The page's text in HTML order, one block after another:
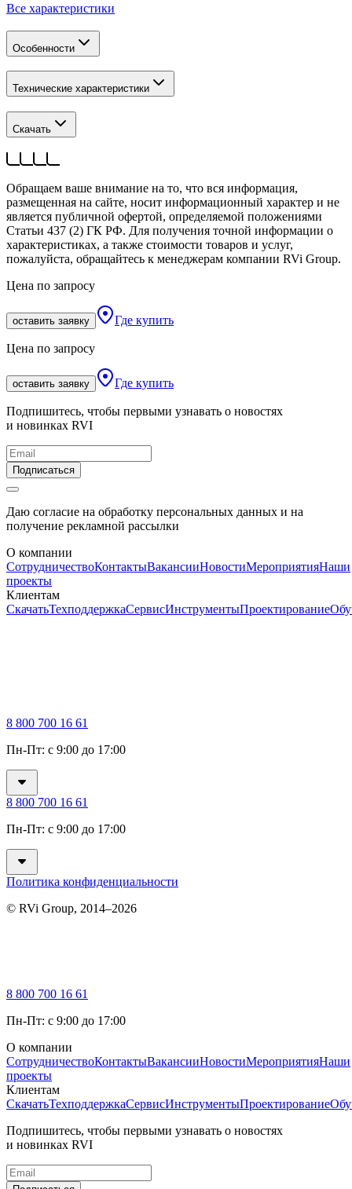
Все характеристики
Особенности
Технические характеристики
Скачать
Обращаем ваше внимание на то, что вся информация,
размещенная на сайте, носит информационный характер и не
является публичной офертой, определяемой положениями
Статьи 437 (2) ГК РФ. Для получения точной информации о
характеристиках, а также стоимости товаров и услуг,
пожалуйста, обращайтесь к менеджерам компании RVi Group.
Цена по запросу
оставить заявку Где купить
Цена по запросу
оставить заявку Где купить
Подпишитесь, чтобы первыми узнавать о новостях
и новинках RVI
Подписаться
Даю согласие на обработку персональных данных и на
получение рекламной рассылки
О компании
СотрудничествоКонтактыВакансииНовостиМероприятияНаши
проекты
Клиентам
СкачатьТехподдержкаСервисИнструментыПроектирование
8 800 700 16 61
Пн-Пт: с 9:00 до 17:00
8 800 700 16 61
Пн-Пт: с 9:00 до 17:00
Политика конфиденциальности
© RVi Group, 2014–2026
8 800 700 16 61
Пн-Пт: с 9:00 до 17:00
О компании
СотрудничествоКонтактыВакансииНовостиМероприятияНаши
проекты
Клиентам
СкачатьТехподдержкаСервисИнструментыПроектирование
Подпишитесь, чтобы первыми узнавать о новостях
и новинках RVI